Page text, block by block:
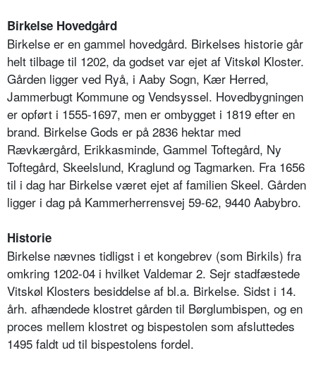
Birkelse Hovedgård
Birkelse er en gammel hovedgård. Birkelses historie går
helt tilbage til 1202, da godset var ejet af Vitskøl Kloster.
Gården ligger ved Ryå, i Aaby Sogn, Kær Herred,
Jammerbugt Kommune og Vendsyssel. Hovedbygningen
er opført i 1555-1697, men er ombygget i 1819 efter en
brand. Birkelse Gods er på 2836 hektar med
Rævkærgård, Erikkasminde, Gammel Toftegård, Ny
Toftegård, Skeelslund, Kraglund og Tagmarken. Fra 1656
til i dag har Birkelse været ejet af familien Skeel. Gården
ligger i dag på Kammerherrensvej 59-62, 9440 Aabybro.
Historie
Birkelse nævnes tidligst i et kongebrev (som Birkils) fra
omkring 1202-04 i hvilket Valdemar 2. Sejr stadfæstede
Vitskøl Klosters besiddelse af bl.a. Birkelse. Sidst i 14.
årh. afhændede klostret gården til Børglumbispen, og en
proces mellem klostret og bispestolen som afsluttedes
1495 faldt ud til bispestolens fordel.